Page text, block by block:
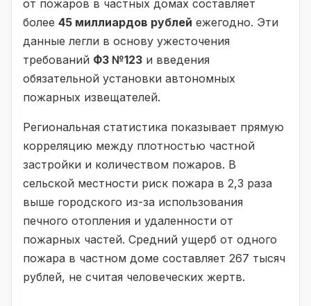
от пожаров в частных домах составляет
более 45 миллиардов рублей ежегодно. Эти
данные легли в основу ужесточения
требований ФЗ №123 и введения
обязательной установки автономных
пожарных извещателей.
Региональная статистика показывает прямую
корреляцию между плотностью частной
застройки и количеством пожаров. В
сельской местности риск пожара в 2,3 раза
выше городского из-за использования
печного отопления и удаленности от
пожарных частей. Средний ущерб от одного
пожара в частном доме составляет 267 тысяч
рублей, не считая человеческих жертв.